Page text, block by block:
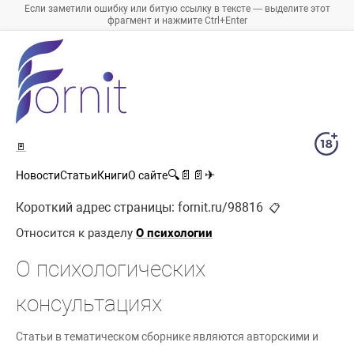
Если заметили ошибку или битую ссылку в тексте — выделите этот
фрагмент и нажмите Ctrl+Enter
🚪
НовостиСтатьиКнигиО сайте🔍 📄 📄 ✈
Короткий адрес страницы: fornit.ru/98816 📋
Относится к разделу О психологии
О психологических
консультациях
Статьи в тематическом сборнике являются авторскими и